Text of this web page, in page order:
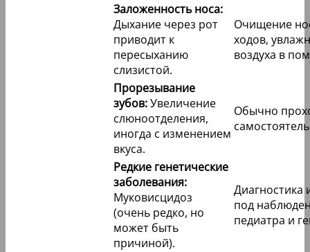
Заложенность носа:
Дыхание через рот
приводит к
пересыханию
слизистой.
Очищение
ходов,
воздуха в
Прорезывание
зубов:Увеличение
слюноотделения,
иногда с изменением
вкуса.
Обычно
Редкие генетические
заболевания:
Муковисцидоз
(очень редко, но
может быть
причиной).
Диагностика
под
педиатра и